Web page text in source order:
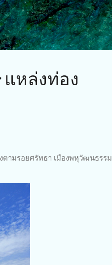
หล่งท่อง
งตามรอยศรัทธา เมืองพหุวัฒนธรรม